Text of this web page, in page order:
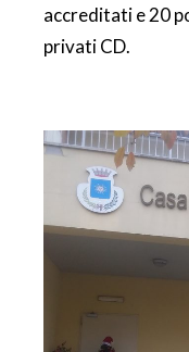
accreditati e 20
privati CD.